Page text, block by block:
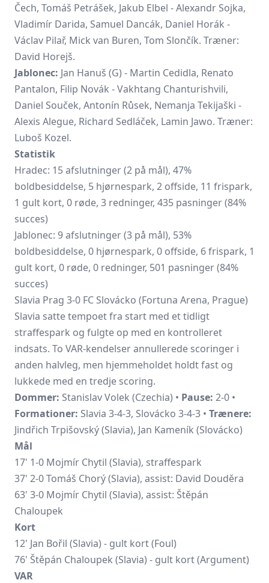
Čech, Tomáš Petrášek, Jakub Elbel - Alexandr Sojka,
Vladimír Darida, Samuel Dancák, Daniel Horák -
Václav Pilař, Mick van Buren, Tom Slončík. Træner:
David Horejš.
Jablonec: Jan Hanuš (G) - Martin Cedidla, Renato
Pantalon, Filip Novák - Vakhtang Chanturishvili,
Daniel Souček, Antonín Růsek, Nemanja Tekijaški -
Alexis Alegue, Richard Sedláček, Lamin Jawo. Træner:
Luboš Kozel.
Statistik
Hradec: 15 afslutninger (2 på mål), 47%
boldbesiddelse, 5 hjørnespark, 2 offside, 11 frispark,
1 gult kort, 0 røde, 3 redninger, 435 pasninger (84%
succes)
Jablonec: 9 afslutninger (3 på mål), 53%
boldbesiddelse, 0 hjørnespark, 0 offside, 6 frispark, 1
gult kort, 0 røde, 0 redninger, 501 pasninger (84%
succes)
Slavia Prag 3-0 FC Slovácko (Fortuna Arena, Prague)
Slavia satte tempoet fra start med et tidligt
straffespark og fulgte op med en kontrolleret
indsats. To VAR-kendelser annullerede scoringer i
anden halvleg, men hjemmeholdet holdt fast og
lukkede med en tredje scoring.
Dommer: Stanislav Volek (Czechia) • Pause: 2-0 •
Formationer: Slavia 3-4-3, Slovácko 3-4-3 • Trænere:
Jindřich Trpišovský (Slavia), Jan Kameník (Slovácko)
Mål
17' 1-0 Mojmír Chytil (Slavia), straffespark
37' 2-0Tomáš Chorý(Slavia), assist: David Douděra
63' 3-0 Mojmír Chytil (Slavia), assist: Štěpán
Chaloupek
Kort
12' Jan Bořil (Slavia) - gult kort (Foul)
76' Štěpán Chaloupek (Slavia) - gult kort (Argument)
VAR